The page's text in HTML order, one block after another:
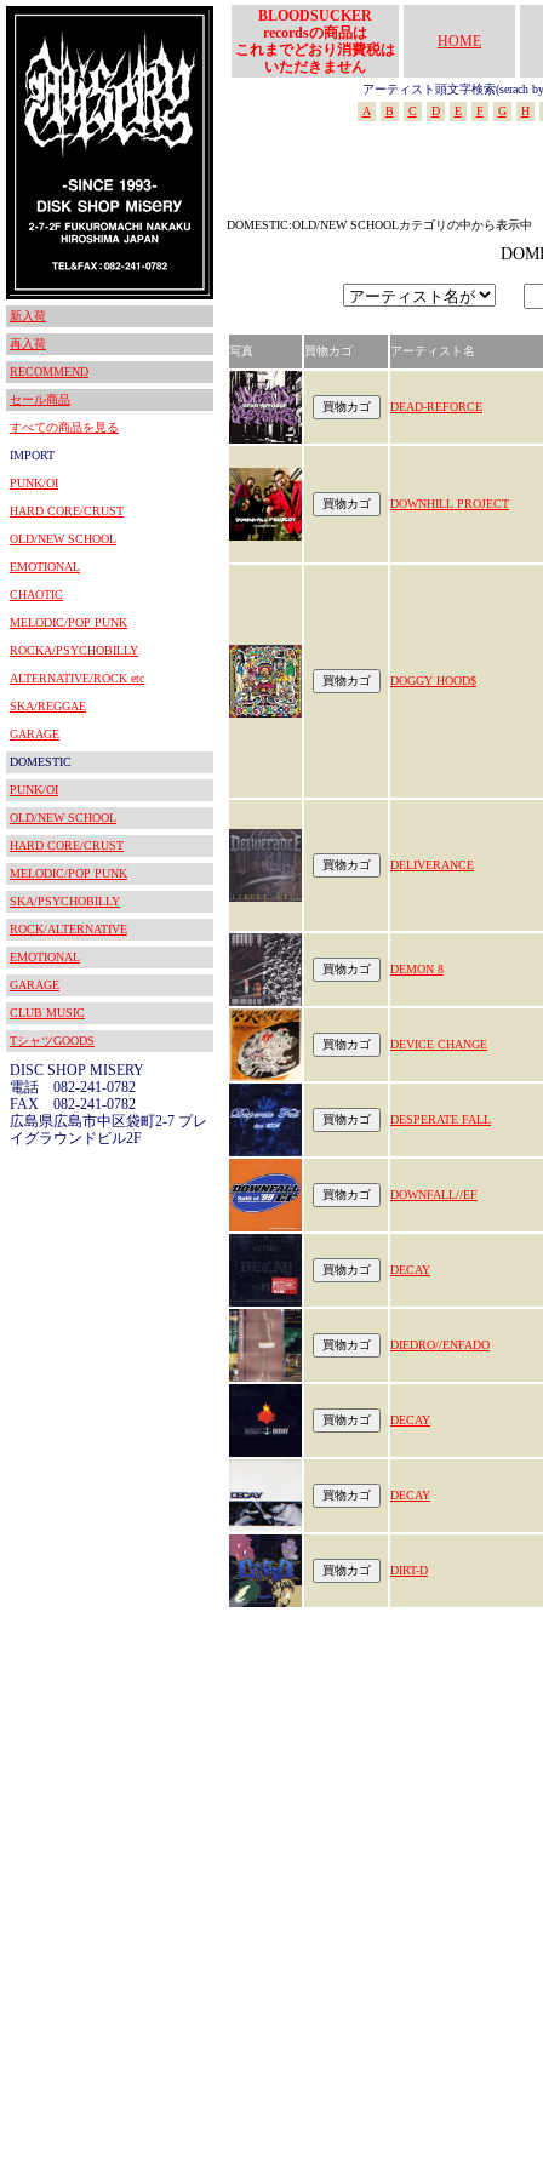
新入荷
再入荷
RECOMMEND
セール商品
すべての商品を見る
IMPORT
PUNK/OI
HARD CORE/CRUST
OLD/NEW SCHOOL
EMOTIONAL
CHAOTIC
MELODIC/POP PUNK
ROCKA/PSYCHOBILLY
ALTERNATIVE/ROCK etc
SKA/REGGAE
GARAGE
DOMESTIC
PUNK/OI
OLD/NEW SCHOOL
HARD CORE/CRUST
MELODIC/POP PUNK
SKA/PSYCHOBILLY
ROCK/ALTERNATIVE
EMOTIONAL
GARAGE
CLUB MUSIC
TシャツGOODS
DISC SHOP MISERY
電話 082-241-0782
FAX 082-241-0782
広島県広島市中区袋町2-7 プレ
イグラウンドビル2F
BLOODSUCKER
recordsの商品は
これまでどおり消費税は
いただきません
HOME
アーティスト頭文字検索(serach
A
B C D E F G H
DOMESTIC:OLD/NEW SCHOOLカテゴリの中から表示中
写真 買物カゴ アーティスト名
DEAD-REFORCE
DOWNHILL PROJECT
DOGGY HOOD$
DELIVERANCE
DEMON 8
DEVICE CHANGE
DESPERATE FALL
DOWNFALL//EF
DECAY
DIEDRO//ENFADO
DECAY
DECAY
DIRT-D